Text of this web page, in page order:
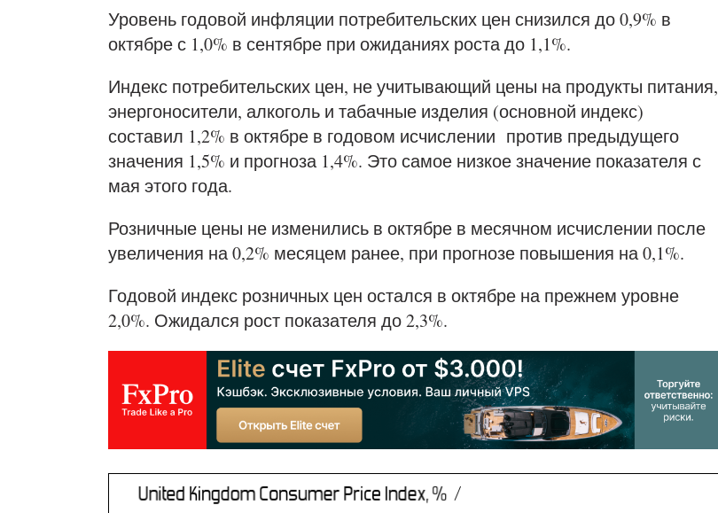
Уровень годовой инфляции потребительских цен снизился до 0,9% в
октябре с 1,0% в сентябре при ожиданиях роста до 1,1%.
Индекс потребительских цен, не учитывающий цены на продукты питания,
энергоносители, алкоголь и табачные изделия (основной индекс)
составил 1,2% в октябре в годовом исчислении против предыдущего
значения 1,5% и прогноза 1,4%. Это самое низкое значение показателя с
мая этого года.
Розничные цены не изменились в октябре в месячном исчислении после
увеличения на 0,2% месяцем ранее, при прогнозе повышения на 0,1%.
Годовой индекс розничных цен остался в октябре на прежнем уровне
2,0%. Ожидался рост показателя до 2,3%.